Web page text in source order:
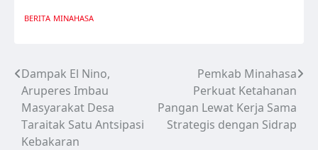
BERITA MINAHASA
Navigasi
pos
Dampak El Nino,
Aruperes Imbau
Masyarakat Desa
Taraitak Satu Antsipasi
Kebakaran
Pemkab Minahasa
Perkuat Ketahanan
Pangan Lewat Kerja Sama
Strategis dengan Sidrap